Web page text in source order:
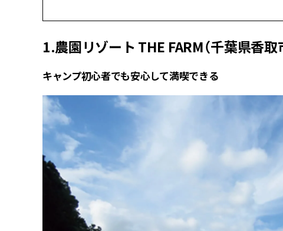
1.農園リゾート THE FARM（千葉県香取
キャンプ初心者でも安心して満喫できる